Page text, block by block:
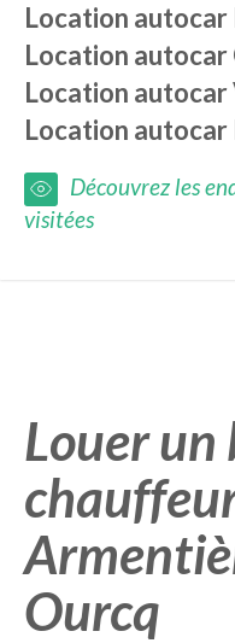
Location autocar
Location autocar
Location autocar
Location autocar
Découvrez les
visitées
Louer un
Ourcq